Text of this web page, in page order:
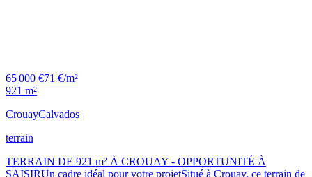
65 000 €71 €/m²
921 m²
CrouayCalvados
terrain
TERRAIN DE 921 m² À CROUAY - OPPORTUNITÉ À
SAISIRUn cadre idéal pour votre projetSitué à Crouay, ce terrain de